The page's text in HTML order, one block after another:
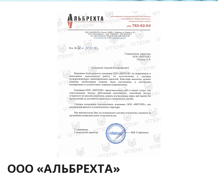
ООО «АЛЬБРЕХТА»